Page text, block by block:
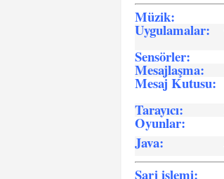
Müzik:
Uygulamalar:
Sensörler:
Mesajlaşma:
Mesaj Kutusu:
Tarayıcı:
Oyunlar:
Java:
Şarj işlemi: